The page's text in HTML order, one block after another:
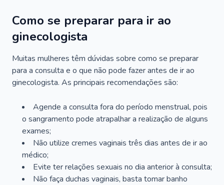
Como se preparar para ir ao
ginecologista
Muitas mulheres têm dúvidas sobre como se preparar
para a consulta e o que não pode fazer antes de ir ao
ginecologista. As principais recomendações são:
Agende a consulta fora do período menstrual, pois
o sangramento pode atrapalhar a realização de alguns
exames;
Não utilize cremes vaginais três dias antes de ir ao
médico;
Evite ter relações sexuais no dia anterior à consulta;
Não faça duchas vaginais, basta tomar banho